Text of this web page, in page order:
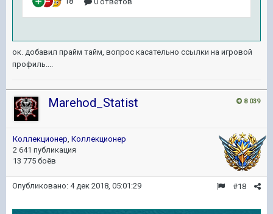
ок. добавил прайм тайм, вопрос касательно ссылки на игровой
профиль....
8 039
Marehod_Statist
Коллекционер, Коллекционер
2 641 публикация
13 775 боёв
#18
Опубликовано: 4 дек 2018, 05:01:29